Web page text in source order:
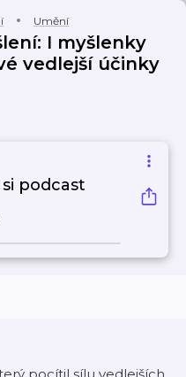
Umění
I myšlenky
vedlejší účinky​
podcast